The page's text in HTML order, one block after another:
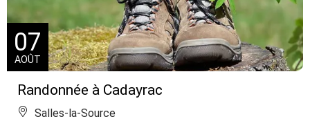
Randonnée à Cadayrac
07
AOÛT
Salles-la-Source